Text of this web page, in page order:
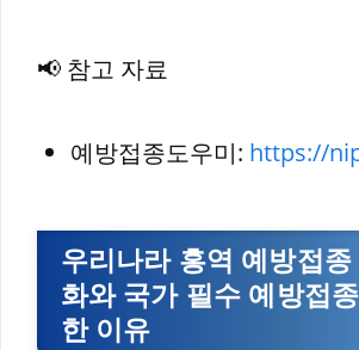
📢 참고 자료
예방접종도우미: https://
우리나라 홍역 예방접
화와 국가 필수 예방접
한 이유